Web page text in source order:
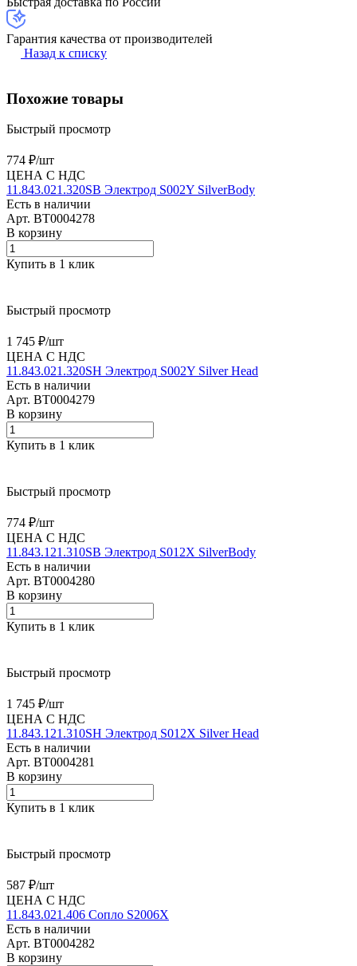
Гарантия качества от производителей
Назад к списку
Похожие товары
Быстрый просмотр
774 ₽/шт
ЦЕНА С НДС
11.843.021.320SB Электрод S002Y SilverBody
Есть в наличии
Арт. BT0004278
В корзину
Купить в 1 клик
Быстрый просмотр
1 745 ₽/шт
ЦЕНА С НДС
11.843.021.320SH Электрод S002Y Silver Head
Есть в наличии
Арт. BT0004279
В корзину
Купить в 1 клик
Быстрый просмотр
774 ₽/шт
ЦЕНА С НДС
11.843.121.310SB Электрод S012X SilverBody
Есть в наличии
Арт. BT0004280
В корзину
Купить в 1 клик
Быстрый просмотр
1 745 ₽/шт
ЦЕНА С НДС
11.843.121.310SH Электрод S012X Silver Head
Есть в наличии
Арт. BT0004281
В корзину
Купить в 1 клик
Быстрый просмотр
587 ₽/шт
ЦЕНА С НДС
11.843.021.406 Сопло S2006X
Есть в наличии
Арт. BT0004282
В корзину